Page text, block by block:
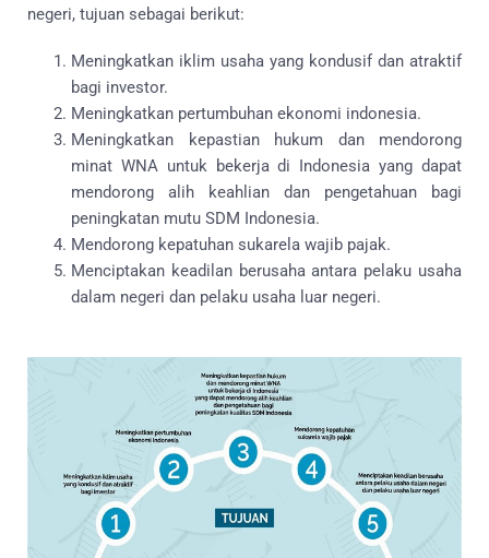
negeri, tujuan sebagai berikut:
Meningkatkan iklim usaha yang kondusif dan atraktif
bagi investor.
Meningkatkan pertumbuhan ekonomi indonesia.
Meningkatkan kepastian hukum dan mendorong
minat WNA untuk bekerja di Indonesia yang dapat
mendorong alih keahlian dan pengetahuan bagi
peningkatan mutu SDM Indonesia.
Mendorong kepatuhan sukarela wajib pajak.
Menciptakan keadilan berusaha antara pelaku usaha
dalam negeri dan pelaku usaha luar negeri.